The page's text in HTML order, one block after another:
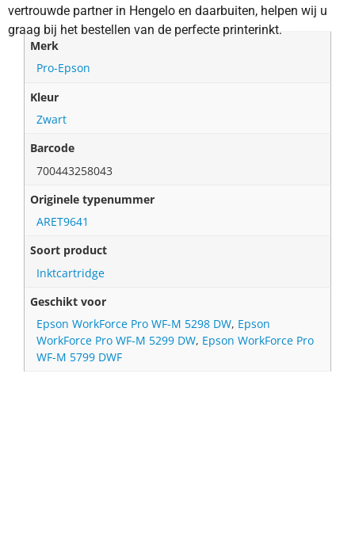
vertrouwde partner in Hengelo en daarbuiten, helpen wij u
graag bij het bestellen van de perfecte printerinkt.
Merk
Pro-Epson
Kleur
Zwart
Barcode
700443258043
Originele typenummer
ARET9641
Soort product
Inktcartridge
Geschikt voor
Epson WorkForce Pro WF-M 5298 DW, Epson
WorkForce Pro WF-M 5299 DW, Epson WorkForce Pro
WF-M 5799 DWF